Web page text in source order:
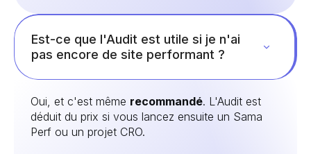
Est-ce que l'Audit est utile si je n'ai
pas encore de site performant ?
Oui, et c'est même recommandé. L'Audit est
déduit du prix si vous lancez ensuite un Sama
Perf ou un projet CRO.